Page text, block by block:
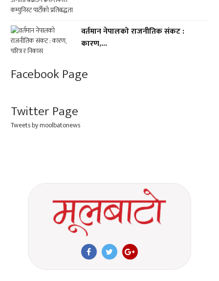
वर्तमान नेपालको राजनीतिक संकट :
कारण,...
Facebook Page
Twitter Page
Tweets by moolbatonews